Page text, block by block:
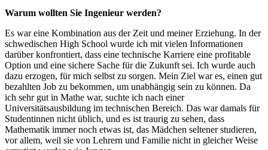
Warum wollten Sie Ingenieur werden?
Es war eine Kombination aus der Zeit und meiner Erziehung. In der
schwedischen High School wurde ich mit vielen Informationen
darüber konfrontiert, dass eine technische Karriere eine profitable
Option und eine sichere Sache für die Zukunft sei. Ich wurde auch
dazu erzogen, für mich selbst zu sorgen. Mein Ziel war es, einen gut
bezahlten Job zu bekommen, um unabhängig sein zu können. Da
ich sehr gut in Mathe war, suchte ich nach einer
Universitätsausbildung im technischen Bereich. Das war damals für
Studentinnen nicht üblich, und es ist traurig zu sehen, dass
Mathematik immer noch etwas ist, das Mädchen seltener studieren,
vor allem, weil sie von Lehrern und Familie nicht in gleicher Weise